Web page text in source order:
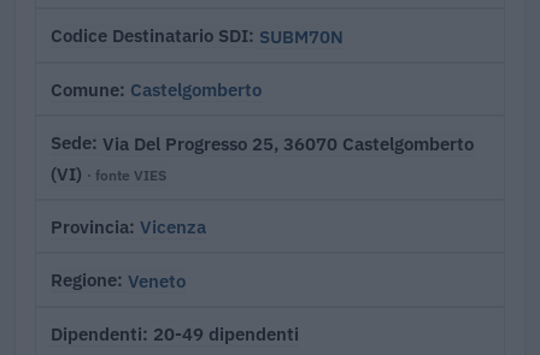
Codice Destinatario SDI SUBM70N
Comune Castelgomberto
Sede Via Del Progresso 25, 36070 Castelgomberto
(VI) · fonte VIES
Provincia Vicenza
Regione Veneto
Dipendenti 20-49 dipendenti